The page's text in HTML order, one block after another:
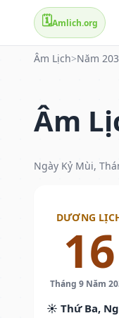
🗓️Amlich.org
Âm Lịch>Năm
Âm
Ngày Kỷ Mùi,
DƯƠNG
16
Tháng 9 Năm
☀️ Thứ Ba,